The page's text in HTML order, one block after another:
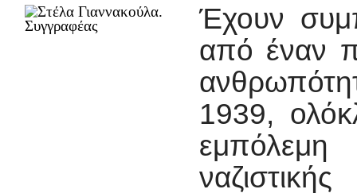
Έχουν
από έναν
1939,
εμπόλεμη